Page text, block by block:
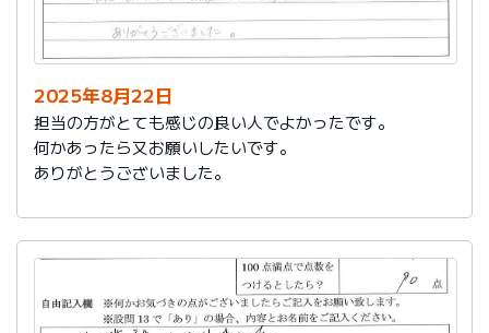
2025年8月22日
担当の方がとても感じの良い人でよかったです。
何かあったら又お願いしたいです。
ありがとうございました。